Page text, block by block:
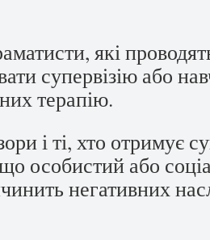
які
супервізію або
терапію.
і ті, хто отримує
особистий або
негативних